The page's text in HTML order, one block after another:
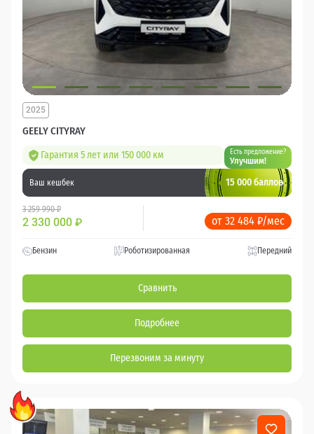
GEELY CITYRAY
2025
Гарантия 5 лет или 150 000 км Есть предложение?
Улучшим!
Ваш кешбек 15 000 баллов
3 259 990 ₽
2 330 000 ₽ от 32 484 ₽/мес
Бензин Роботизированная Передний
Сравнить
Подробнее
Перезвоним за минуту